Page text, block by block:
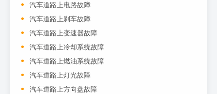
汽车道路上电路故障
汽车道路上刹车故障
汽车道路上变速器故障
汽车道路上冷却系统故障
汽车道路上燃油系统故障
汽车道路上灯光故障
汽车道路上方向盘故障